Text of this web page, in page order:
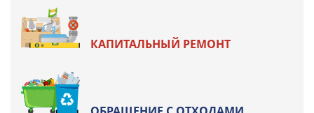
КАПИТАЛЬНЫЙ РЕМОНТ